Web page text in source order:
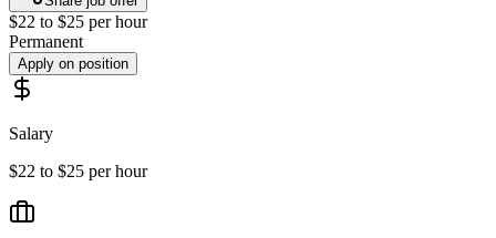
$22 to $25 per hour
Permanent
Apply on position
Salary
$22 to $25 per hour